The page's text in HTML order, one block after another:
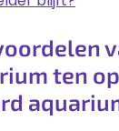
ten